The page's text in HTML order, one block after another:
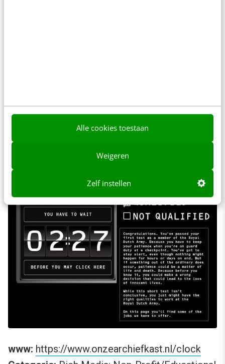
Alle cookies toestaan
Weigeren
Zelf instellen
v=RKcMfQrqC7I
Categorie:
Rich Media: Non-Profit/Educational
Inzender:
Online Patience Test
www: https://www.onzearchiefkast.nl/clock